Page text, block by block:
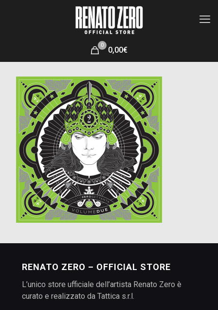
0
0,00€
RENATO ZERO – OFFICIAL STORE
L’unico store ufficiale dell’artista Renato Zero è
curato e realizzato da Tattica s.r.l.